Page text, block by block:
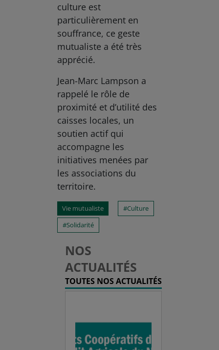
culture est
particulièrement en
souffrance, ce geste
mutualiste a été très
apprécié.
Jean-Marc Lampson a
rappelé le rôle de
proximité et d’utilité des
caisses locales, un
soutien actif qui
accompagne les
initiatives menées par
les associations du
territoire.
Vie mutualiste
Culture
Solidarité
NOS
ACTUALITÉS
TOUTES NOS ACTUALITÉS